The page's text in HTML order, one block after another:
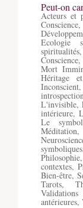
Peut-on
Acteurs et
Conscience
Ecologie
spiritualités
Conscience,
Mort
Héritage
Inconscient
L'invisible,
intérieure,
Le
Méditation
symboliques
Philosophie
contextes,
Bien-être,
Tarots,
Validations
antérieures,